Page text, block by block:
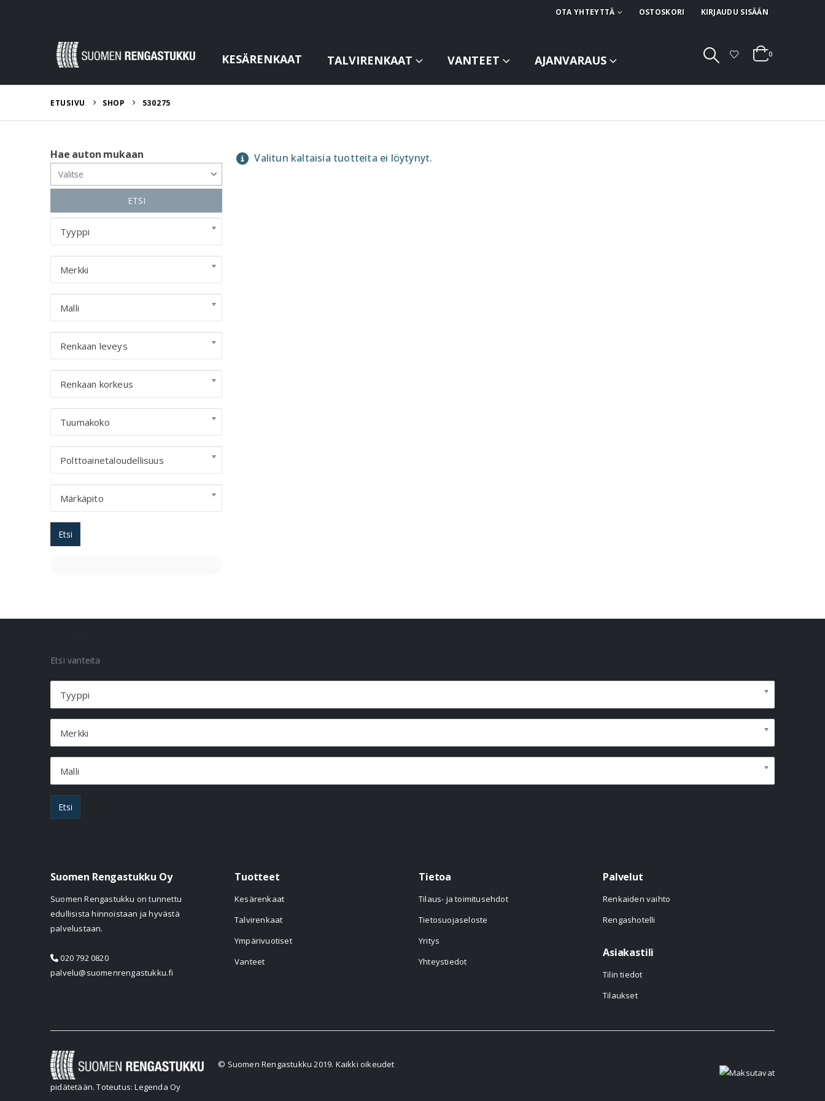
OTA YHTEYTTÄ OSTOSKORI KIRJAUDU SISÄÄN
KESÄRENKAAT TALVIRENKAAT VANTEET AJANVARAUS 0
ETUSIVU SHOP 530275
Valitun kaltaisia tuotteita ei löytynyt.
Hae auton mukaan
ETSI
Tyyppi
Merkki
Malli
Renkaan leveys
Renkaan korkeus
Tuumakoko
Polttoainetaloudellisuus
Märkäpito
Etsi
Etsi vanteita
Tyyppi
Merkki
Malli
Etsi
Suomen Rengastukku Oy
Suomen Rengastukku on tunnettu
edullisista hinnoistaan ja hyvästä
palvelustaan.
020 792 0820
palvelu@suomenrengastukku.fi
Tuotteet
Kesärenkaat
Talvirenkaat
Ympärivuotiset
Vanteet
Tietoa
Tilaus- ja toimitusehdot
Tietosuojaseloste
Yritys
Yhteystiedot
Palvelut
Renkaiden vaihto
Rengashotelli
Asiakastili
Tilin tiedot
Tilaukset
© Suomen Rengastukku 2019. Kaikki oikeudet
pidätetään.Toteutus: Legenda Oy